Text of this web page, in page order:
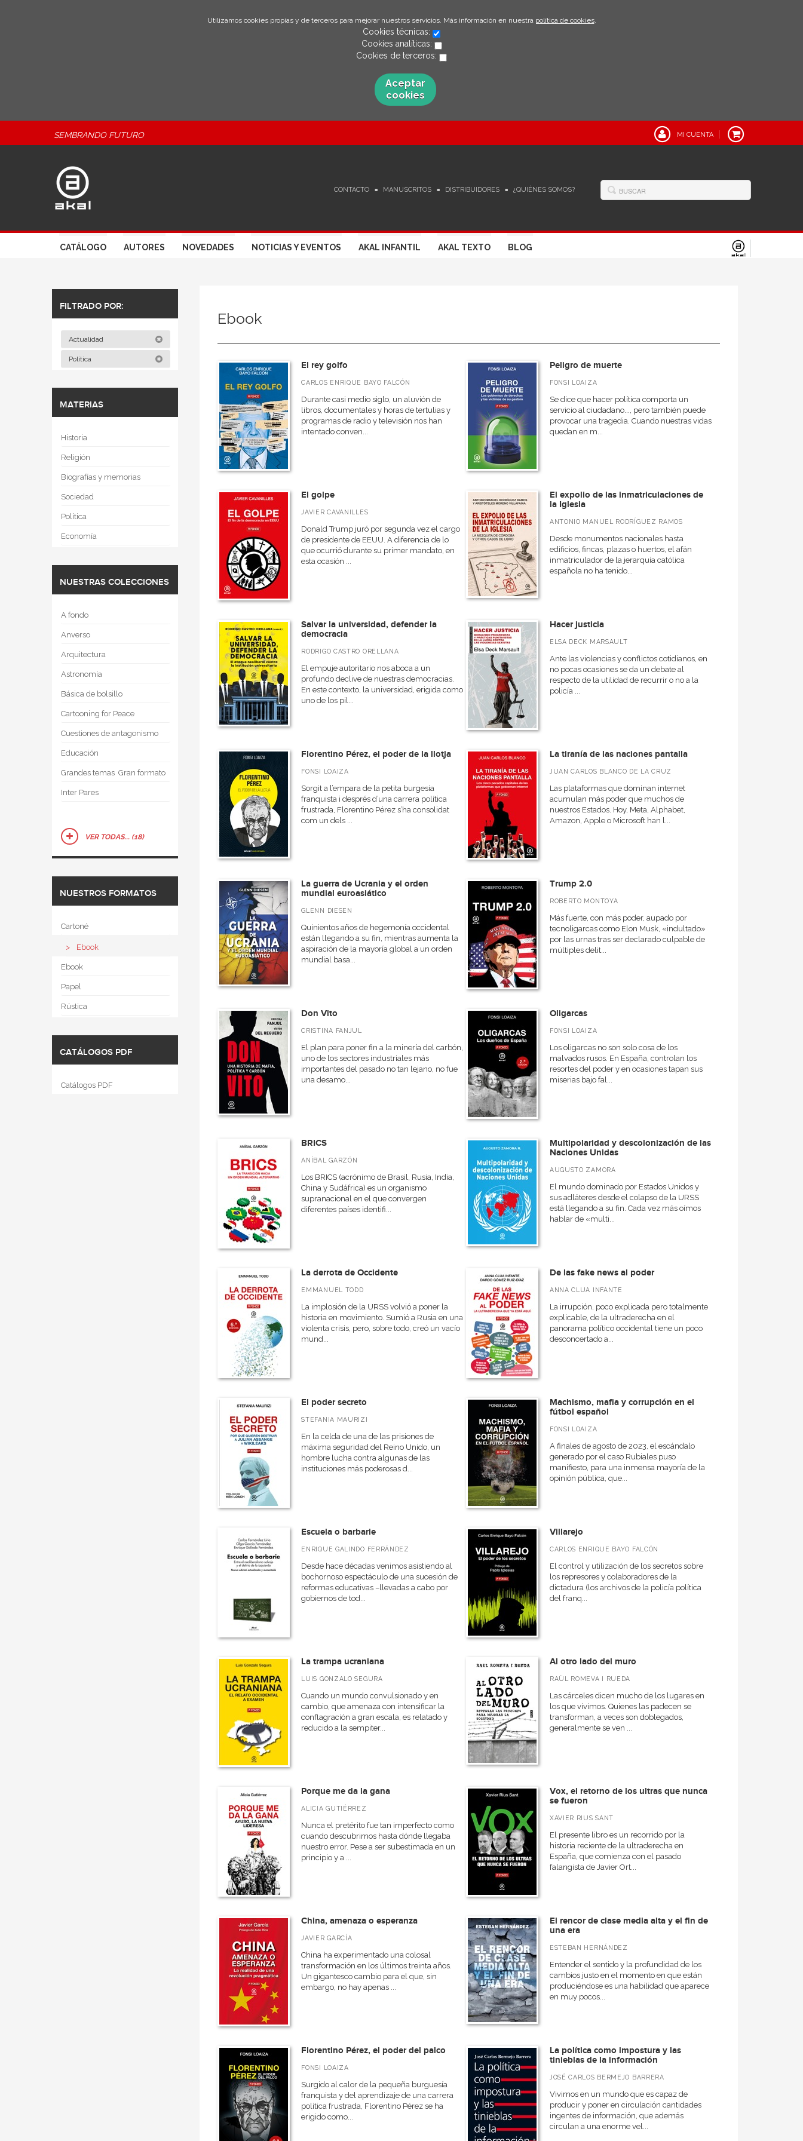
Utilizamos cookies propias y de terceros para mejorar nuestros servicios. Más información en nuestra política de cookies.
Cookies técnicas:
Cookies analíticas:
Cookies de terceros:
Aceptar
cookies
SEMBRANDO FUTURO MI CUENTA
CONTACTO MANUSCRITOS DISTRIBUIDORES ¿QUIÉNES SOMOS?
CATÁLOGO AUTORES NOVEDADES NOTICIAS Y EVENTOS AKAL INFANTIL AKAL TEXTO BLOG
FILTRADO POR:
Actualidad
Política
MATERIAS
Historia
Religión
Biografías y memorias
Sociedad
Política
Economía
NUESTRAS COLECCIONES
A fondo
Anverso
Arquitectura
Astronomía
Básica de bolsillo
Cartooning for Peace
Cuestiones de antagonismo
Educación
Grandes temas  Gran formato
Inter Pares
VER TODAS... (18)
NUESTROS FORMATOS
Cartoné
Ebook
Ebook
Papel
Rústica
CATÁLOGOS PDF
Catálogos PDF
Ebook
El rey golfo
CARLOS ENRIQUE BAYO FALCÓN
Durante casi medio siglo, un aluvión de
libros, documentales y horas de tertulias y
programas de radio y televisión nos han
intentado conven...
Peligro de muerte
FONSI LOAIZA
Se dice que hacer política comporta un
servicio al ciudadano..., pero también puede
provocar una tragedia. Cuando nuestras vidas
quedan en m...
El golpe
JAVIER CAVANILLES
Donald Trump juró por segunda vez el cargo
de presidente de EEUU. A diferencia de lo
que ocurrió durante su primer mandato, en
esta ocasión ...
El expolio de las inmatriculaciones de
la Iglesia
ANTONIO MANUEL RODRÍGUEZ RAMOS
Desde monumentos nacionales hasta
edificios, fincas, plazas o huertos, el afán
inmatriculador de la jerarquía católica
española no ha tenido...
Salvar la universidad, defender la
democracia
RODRIGO CASTRO ORELLANA
El empuje autoritario nos aboca a un
profundo declive de nuestras democracias.
En este contexto, la universidad, erigida como
uno de los pil...
Hacer justicia
ELSA DECK MARSAULT
Ante las violencias y conflictos cotidianos, en
no pocas ocasiones se da un debate al
respecto de la utilidad de recurrir o no a la
policía ...
Florentino Pérez, el poder de la llotja
FONSI LOAIZA
Sorgit a l’empara de la petita burgesia
franquista i després d’una carrera política
frustrada, Florentino Pérez s’ha consolidat
com un dels ...
La tiranía de las naciones pantalla
JUAN CARLOS BLANCO DE LA CRUZ
Las plataformas que dominan internet
acumulan más poder que muchos de
nuestros Estados. Hoy, Meta, Alphabet,
Amazon, Apple o Microsoft han l...
La guerra de Ucrania y el orden
mundial euroasiático
GLENN DIESEN
Quinientos años de hegemonía occidental
están llegando a su fin, mientras aumenta la
aspiración de la mayoría global a un orden
mundial basa...
Trump 2.0
ROBERTO MONTOYA
Más fuerte, con más poder, aupado por
tecnoligarcas como Elon Musk, «indultado»
por las urnas tras ser declarado culpable de
múltiples delit...
Don Vito
CRISTINA FANJUL
El plan para poner fin a la minería del carbón,
uno de los sectores industriales más
importantes del pasado no tan lejano, no fue
una desamo...
Oligarcas
FONSI LOAIZA
Los oligarcas no son solo cosa de los
malvados rusos. En España, controlan los
resortes del poder y en ocasiones tapan sus
miserias bajo fal...
BRICS
ANÍBAL GARZÓN
Los BRICS (acrónimo de Brasil, Rusia, India,
China y Sudáfrica) es un organismo
supranacional en el que convergen
diferentes países identifi...
Multipolaridad y descolonización de las
Naciones Unidas
AUGUSTO ZAMORA
El mundo dominado por Estados Unidos y
sus adláteres desde el colapso de la URSS
está llegando a su fin. Cada vez más oímos
hablar de «multi...
La derrota de Occidente
EMMANUEL TODD
La implosión de la URSS volvió a poner la
historia en movimiento. Sumió a Rusia en una
violenta crisis, pero, sobre todo, creó un vacío
mund...
De las fake news al poder
ANNA CLUA INFANTE
La irrupción, poco explicada pero totalmente
explicable, de la ultraderecha en el
panorama político occidental tiene un poco
desconcertado a...
El poder secreto
STEFANIA MAURIZI
En la celda de una de las prisiones de
máxima seguridad del Reino Unido, un
hombre lucha contra algunas de las
instituciones más poderosas d...
Machismo, mafia y corrupción en el
fútbol español
FONSI LOAIZA
A finales de agosto de 2023, el escándalo
generado por el caso Rubiales puso
manifiesto, para una inmensa mayoría de la
opinión pública, que...
Escuela o barbarie
ENRIQUE GALINDO FERRÁNDEZ
Desde hace décadas venimos asistiendo al
bochornoso espectáculo de una sucesión de
reformas educativas –llevadas a cabo por
gobiernos de tod...
Villarejo
CARLOS ENRIQUE BAYO FALCÓN
El control y utilización de los secretos sobre
los represores y colaboradores de la
dictadura (los archivos de la policía política
del franq...
La trampa ucraniana
LUIS GONZALO SEGURA
Cuando un mundo convulsionado y en
cambio, que amenaza con intensificar la
conflagración a gran escala, es relatado y
reducido a la sempiter...
Al otro lado del muro
RAÜL ROMEVA I RUEDA
Las cárceles dicen mucho de los lugares en
los que vivimos. Quienes las padecen se
transforman, a veces son doblegados,
generalmente se ven ...
Porque me da la gana
ALICIA GUTIÉRREZ
Nunca el pretérito fue tan imperfecto como
cuando descubrimos hasta dónde llegaba
nuestro error. Pese a ser subestimada en un
principio y a ...
Vox, el retorno de los ultras que nunca
se fueron
XAVIER RIUS SANT
El presente libro es un recorrido por la
historia reciente de la ultraderecha en
España, que comienza con el pasado
falangista de Javier Ort...
China, amenaza o esperanza
JAVIER GARCÍA
China ha experimentado una colosal
transformación en los últimos treinta años.
Un gigantesco cambio para el que, sin
embargo, no hay apenas ...
El rencor de clase media alta y el fin de
una era
ESTEBAN HERNÁNDEZ
Entender el sentido y la profundidad de los
cambios justo en el momento en que están
produciéndose es una habilidad que aparece
en muy pocos...
Florentino Pérez, el poder del palco
FONSI LOAIZA
Surgido al calor de la pequeña burguesía
franquista y del aprendizaje de una carrera
política frustrada, Florentino Pérez se ha
erigido como...
La política como impostura y las
tinieblas de la información
JOSÉ CARLOS BERMEJO BARRERA
Vivimos en un mundo que es capaz de
producir y poner en circulación cantidades
ingentes de información, que además
circulan a una enorme vel...